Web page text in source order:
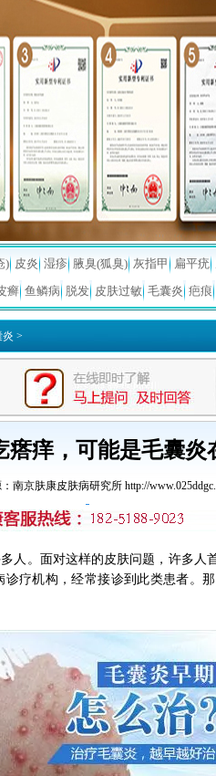
) 皮炎 湿疹 腋臭(狐臭) 灰指甲 扁平疣
癣 鱼鳞病 脱发 皮肤过敏 毛囊炎 疤痕
炎 >
瘩痒，可能是毛囊炎
南京肤康皮肤病研究所 http://
。面对这样的皮肤问题，许多人
疗机构，经常接诊到此类患者。